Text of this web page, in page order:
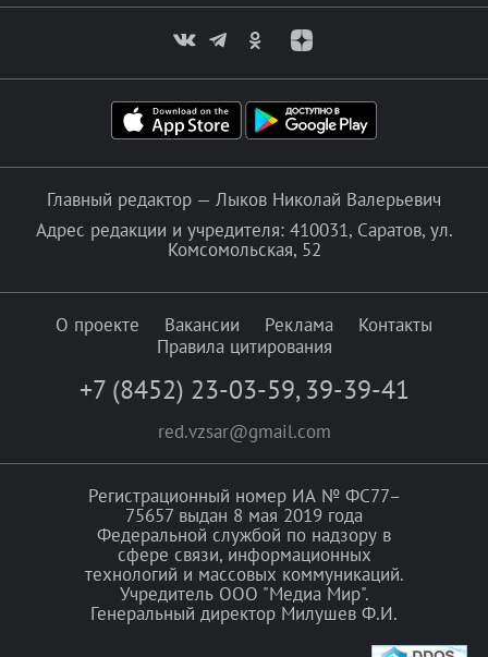
Главный редактор — Лыков Николай Валерьевич
Адрес редакции и учредителя: 410031, Саратов, ул.
Комсомольская, 52
О проекте Вакансии Реклама
Контакты
Правила цитирования
+7 (8452) 23-03-59, 39-39-41
red.vzsar@gmail.com
Регистрационный номер ИА № ФС77–
75657 выдан 8 мая 2019 года
Федеральной службой по надзору в
сфере связи, информационных
технологий и массовых коммуникаций.
Учредитель ООО "Медиа Мир".
Генеральный директор Милушев Ф.И.